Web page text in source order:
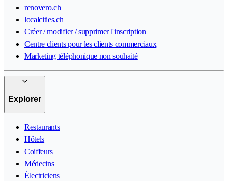
renovero.ch
localcities.ch
Créer / modifier / supprimer l'inscription
Centre clients pour les clients commerciaux
Marketing téléphonique non souhaité
Explorer
Restaurants
Hôtels
Coiffeurs
Médecins
Électriciens